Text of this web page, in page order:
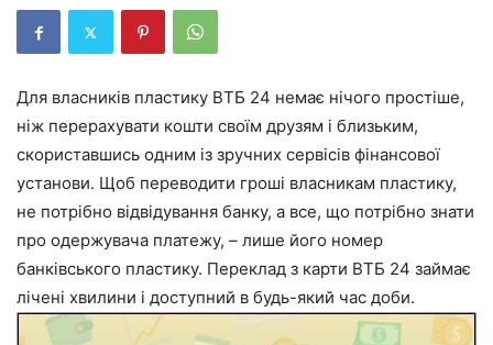
Для власників пластику ВТБ 24 немає нічого простіше,
ніж перерахувати кошти своїм друзям і близьким,
скориставшись одним із зручних сервісів фінансової
установи. Щоб переводити гроші власникам пластику,
не потрібно відвідування банку, а все, що потрібно знати
про одержувача платежу, – лише його номер
банківського пластику. Переклад з карти ВТБ 24 займає
лічені хвилини і доступний в будь-який час доби.